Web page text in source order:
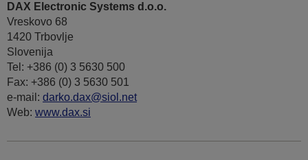
DAX Electronic Systems d.o.o.
Vreskovo 68
1420 Trbovlje
Slovenija
Tel: +386 (0) 3 5630 500
Fax: +386 (0) 3 5630 501
e-mail: darko.dax@siol.net
Web: www.dax.si